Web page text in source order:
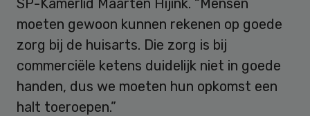
moeten gewoon kunnen rekenen op goede
zorg bij de huisarts. Die zorg is bij
commerciële ketens duidelijk niet in goede
handen, dus we moeten hun opkomst een
halt toeroepen.”